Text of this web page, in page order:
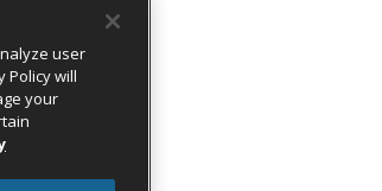
user
Policy will
your